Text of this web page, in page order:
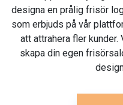
designa en prålig frisör
som erbjuds på vår
att attrahera fler
skapa din egen